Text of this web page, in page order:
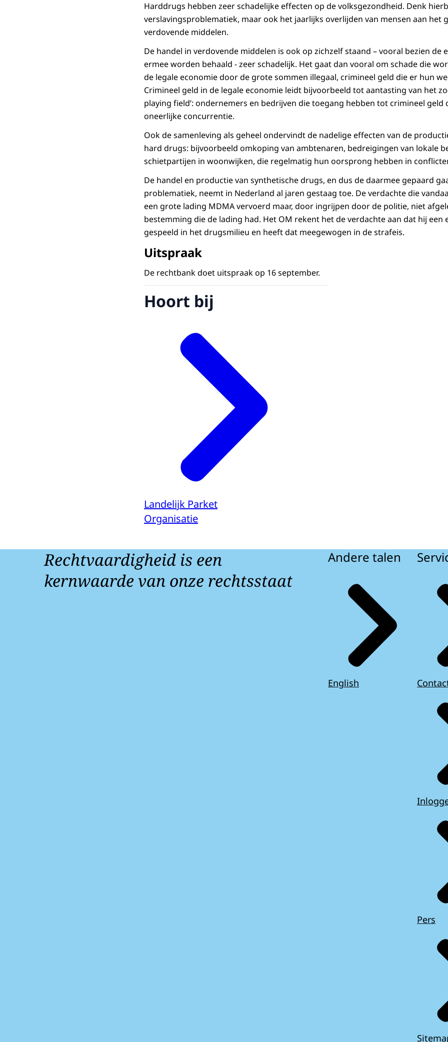
Harddrugs hebben zeer schadelijke effecten op de volksgezondheid. Denk
verslavingsproblematiek, maar ook het jaarlijks overlijden van mensen aan het
verdovende middelen.
De handel in verdovende middelen is ook op zichzelf staand – vooral bezien de
ermee worden behaald - zeer schadelijk. Het gaat dan vooral om schade die
de legale economie door de grote sommen illegaal, crimineel geld die er hun
Crimineel geld in de legale economie leidt bijvoorbeeld tot aantasting van het
playing field’: ondernemers en bedrijven die toegang hebben tot crimineel geld
oneerlijke concurrentie.
Ook de samenleving als geheel ondervindt de nadelige effecten van de
hard drugs: bijvoorbeeld omkoping van ambtenaren, bedreigingen van lokale
schietpartijen in woonwijken, die regelmatig hun oorsprong hebben in
De handel en productie van synthetische drugs, en dus de daarmee gepaard
problematiek, neemt in Nederland al jaren gestaag toe. De verdachte die
een grote lading MDMA vervoerd maar, door ingrijpen door de politie, niet
bestemming die de lading had. Het OM rekent het de verdachte aan dat hij een
gespeeld in het drugsmilieu en heeft dat meegewogen in de strafeis.
Uitspraak
De rechtbank doet uitspraak op 16 september.
Hoort bij
Landelijk Parket
Organisatie
Rechtvaardigheid is een
kernwaarde van onze rechtsstaat
Andere talen
English
Pers